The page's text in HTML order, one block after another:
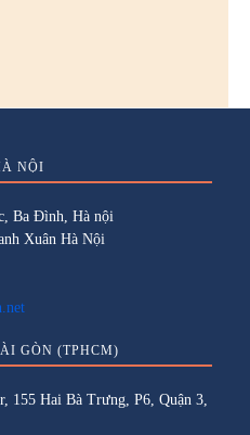
NỘI
Ba Đình, Hà nội
Xuân Hà Nội
GÒN (TPHCM)
155 Hai Bà Trưng, P6, Quận 3,